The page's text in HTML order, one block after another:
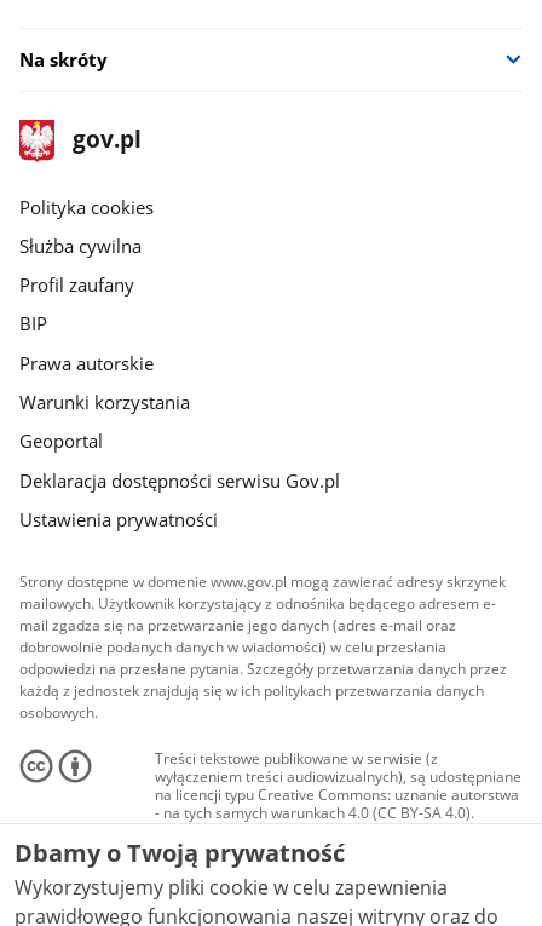
Na skróty
stopka
gov.pl
Strona
gov.pl
gov.pl
Polityka cookies
Służba cywilna
Profil zaufany
BIP
Prawa autorskie
Warunki korzystania
Geoportal
Deklaracja dostępności serwisu Gov.pl
Ustawienia prywatności
Strony dostępne w domenie www.gov.pl mogą zawierać adresy skrzynek
mailowych. Użytkownik korzystający z odnośnika będącego adresem e-
mail zgadza się na przetwarzanie jego danych (adres e-mail oraz
dobrowolnie podanych danych w wiadomości) w celu przesłania
odpowiedzi na przesłane pytania. Szczegóły przetwarzania danych przez
każdą z jednostek znajdują się w ich politykach przetwarzania danych
osobowych.
Treści tekstowe publikowane w serwisie (z
wyłączeniem treści audiowizualnych), są udostępniane
na licencji typu Creative Commons: uznanie autorstwa
- na tych samych warunkach 4.0 (CC BY-SA 4.0).
Materiały audiowizualne, w tym zdjęcia, materiały
audio i wideo, są udostępniane na licencji typu
Creative Commons: uznanie autorstwa użycie
niekomercyjne - bez utworów zależnych 4.0 (CC BY-
NC-ND 4.0), o ile nie jest to stwierdzone inaczej.
Dbamy o Twoją prywatność
Wykorzystujemy pliki cookie w celu zapewnienia
prawidłowego funkcjonowania naszej witryny oraz do